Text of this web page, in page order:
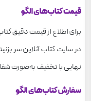
قیمت کتاب‌های الگو
برای اطلاع از قیمت دقیق
در سایت کتاب آنلاین سر
نهایی با تخفیف به‌صورت
سفارش کتاب‌های الگو